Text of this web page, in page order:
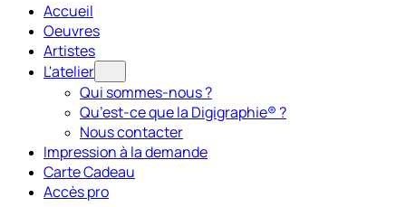
Accueil
Oeuvres
Artistes
L'atelier
Qui sommes-nous ?
Qu’est-ce que la Digigraphie® ?
Nous contacter
Impression à la demande
Carte Cadeau
Accès pro